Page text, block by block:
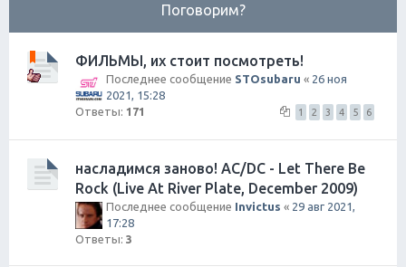
Поговорим?
ФИЛЬМЫ, их стоит посмотреть!
Последнее сообщение STOsubaru « 26 ноя
2021, 15:28
Ответы: 171 1 2 3 4 5 6
насладимся заново! AC/DC - Let There Be
Rock (Live At River Plate, December 2009)
Последнее сообщение Invictus « 29 авг 2021,
17:28
Ответы: 3